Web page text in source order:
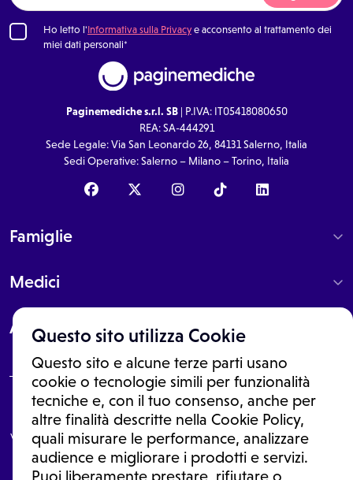
Questo sito utilizza Cookie
Questo sito e alcune terze parti usano
cookie o tecnologie simili per funzionalità
tecniche e, con il tuo consenso, anche per
altre finalità descritte nella Cookie Policy,
quali misurare le performance, analizzare
audience e migliorare i prodotti e servizi.
Puoi liberamente prestare, rifiutare o
Ho letto l'Informativa sulla Privacye acconsento al trattamento dei
miei dati personali*
Paginemediche s.r.l. SB| P.IVA: IT05418080650
REA: SA-444291
Sede Legale: Via San Leonardo 26, 84131 Salerno, Italia
Sedi Operative: Salerno – Milano – Torino, Italia
Famiglie
Medici
About
Le informazioni proposte in questo sito non sono un consulto medico.
In nessun caso, queste informazioni sostituiscono un consulto, una
visita o una diagnosi formulata dal medico. Non si devono considerare
le informazioni disponibili come suggerimenti per la formulazione di
una diagnosi, la determinazione di un trattamento o l'assunzione o
sospensione di un farmaco senza prima consultare un medico di